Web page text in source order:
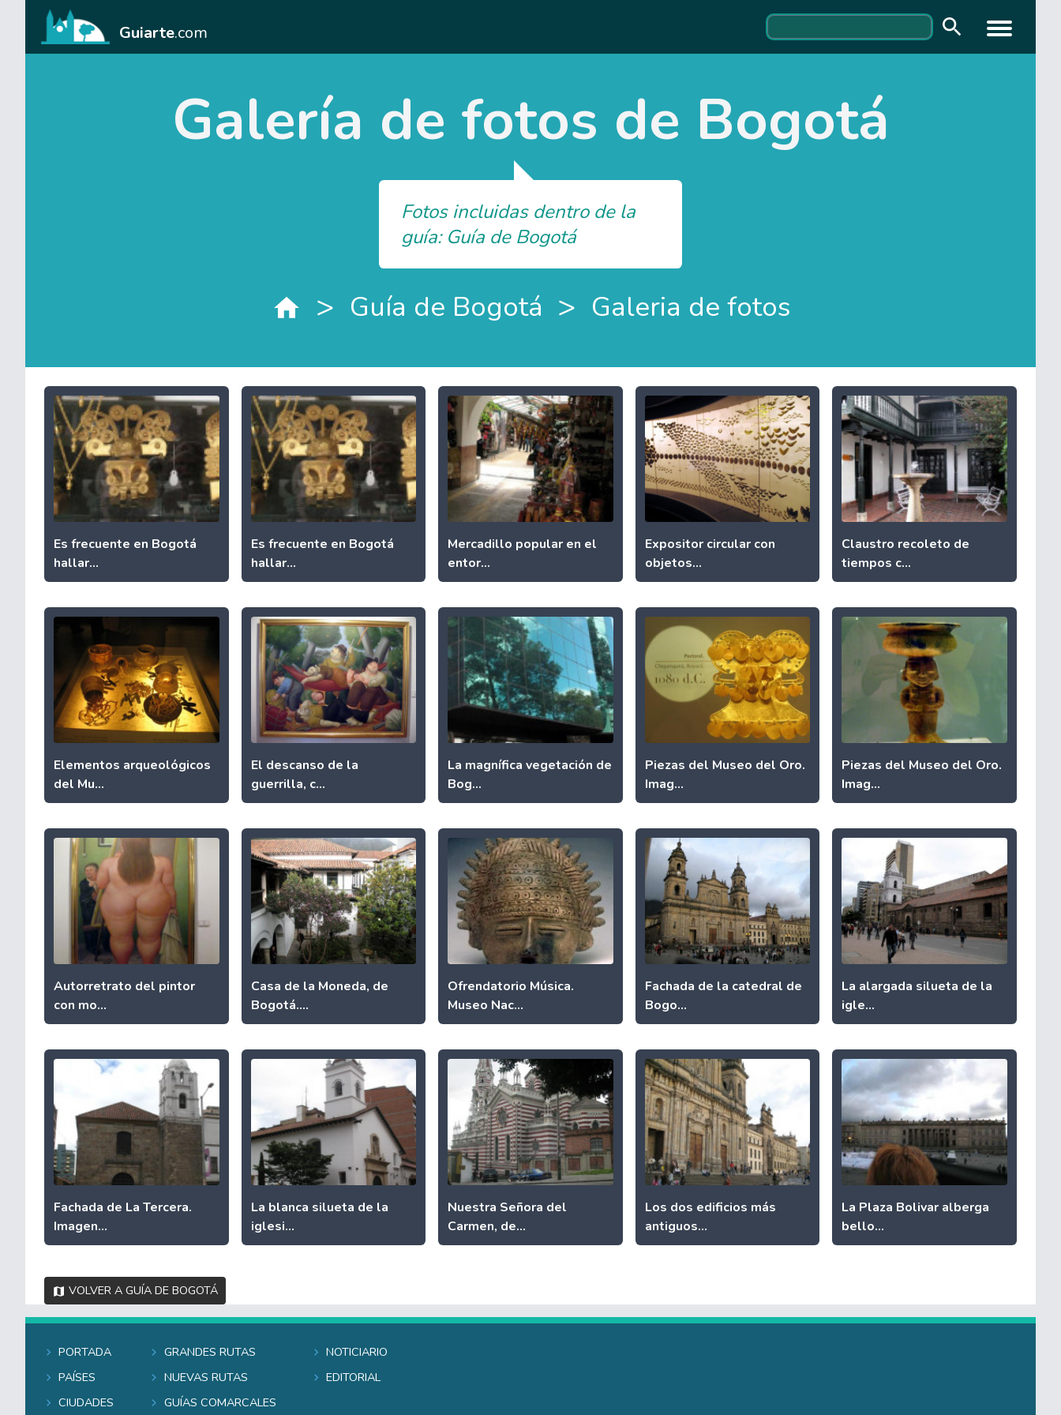
Guiarte.com
Galería de fotos de Bogotá
Fotos incluidas dentro de la
guía: Guía de Bogotá
> Guía de Bogotá > Galeria de fotos
Es frecuente en Bogotá
hallar...
Es frecuente en Bogotá
hallar...
Mercadillo popular en el
entor...
Expositor circular con
objetos...
Claustro recoleto de
tiempos c...
Elementos arqueológicos
del Mu...
El descanso de la
guerrilla, c...
La magnífica vegetación de
Bog...
Piezas del Museo del Oro.
Imag...
Piezas del Museo del Oro.
Imag...
Autorretrato del pintor
con mo...
Casa de la Moneda, de
Bogotá....
Ofrendatorio Música.
Museo Nac...
Fachada de la catedral de
Bogo...
La alargada silueta de la
igle...
Fachada de La Tercera.
Imagen...
La blanca silueta de la
iglesi...
Nuestra Señora del
Carmen, de...
Los dos edificios más
antiguos...
La Plaza Bolivar alberga
bello...
Volver a Guía de Bogotá
Portada
Países
Ciudades
Grandes rutas
Nuevas rutas
Guías comarcales
Noticiario
Editorial